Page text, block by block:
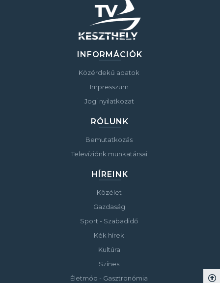
INFORMÁCIÓK
Közérdekű adatok
Impresszum
Jogi nyilatkozat
RÓLUNK
Bemutatkozás
Televíziónk munkatársai
HÍREINK
Közélet
Gazdaság
Sport - Szabadidő
Kék hírek
Kultúra
Színes
Életmód - Gasztronómia